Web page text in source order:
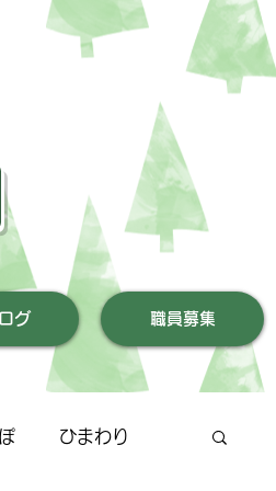
グ 職員募集
ひまわり